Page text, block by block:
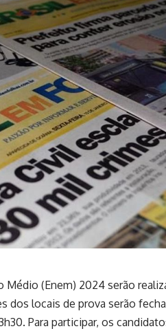
Médio (Enem) 2024 serão
dos locais de prova serão
Para participar, os